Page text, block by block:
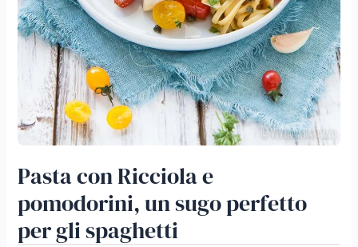
Pasta con Ricciola e
pomodorini, un sugo perfetto
per gli spaghetti